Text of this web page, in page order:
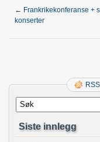
← Frankrikekonferanse +
konserter
Siste innlegg